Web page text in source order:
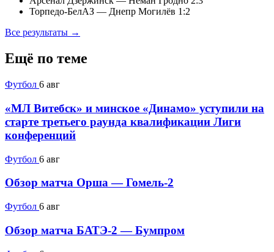
Торпедо-БелАЗ — Днепр Могилёв 1:2
Все результаты →
Ещё по теме
Футбол 6 авг
«МЛ Витебск» и минское «Динамо» уступили на
старте третьего раунда квалификации Лиги
конференций
Футбол 6 авг
Обзор матча Орша — Гомель-2
Футбол 6 авг
Обзор матча БАТЭ-2 — Бумпром